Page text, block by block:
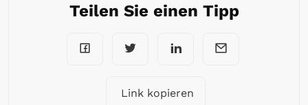
Teilen Sie einen Tipp
Link kopieren